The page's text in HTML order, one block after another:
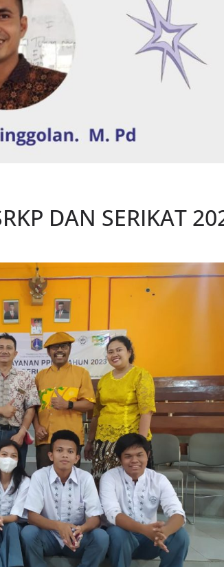
DAN SERIKAT